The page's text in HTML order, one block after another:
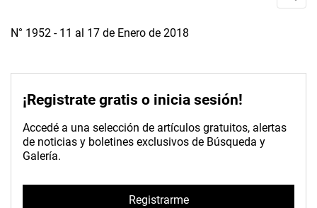
N° 1952 - 11 al 17 de Enero de 2018
¡Registrate gratis o inicia sesión!
Accedé a una selección de artículos gratuitos, alertas
de noticias y boletines exclusivos de Búsqueda y
Galería.
Registrarme